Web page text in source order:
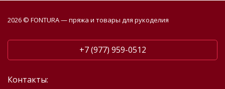
2026 © FONTURA — пряжа и товары для рукоделия
+7 (977) 959-0512
Контакты: